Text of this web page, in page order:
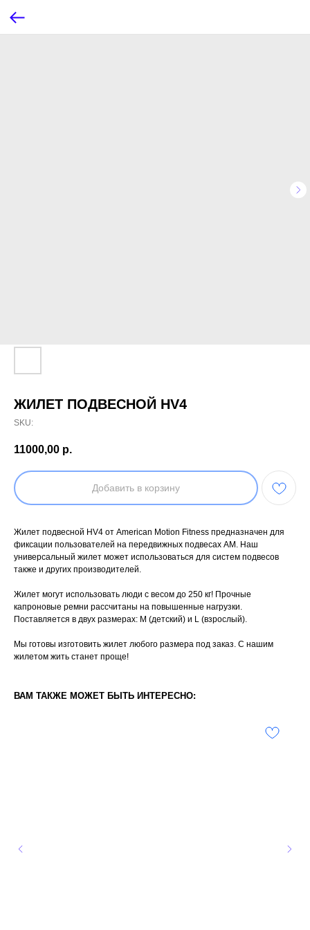
ЖИЛЕТ ПОДВЕСНОЙ HV4
SKU:
11000,00 р.
Добавить в корзину
Жилет подвесной HV4 от American Motion Fitness предназначен для
фиксации пользователей на передвижных подвесах AM. Наш
универсальный жилет может использоваться для систем подвесов
также и других производителей.
Жилет могут использовать люди с весом до 250 кг! Прочные
капроновые ремни рассчитаны на повышенные нагрузки.
Поставляется в двух размерах: М (детский) и L (взрослый).
Мы готовы изготовить жилет любого размера под заказ. С нашим
жилетом жить станет проще!
ВАМ ТАКЖЕ МОЖЕТ БЫТЬ ИНТЕРЕСНО: